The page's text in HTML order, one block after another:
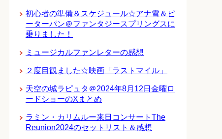
初心者の準備＆スケジュール☆アナ雪＆ピ
ーターパン＠ファンタジースプリングスに
乗りました！
ミュージカルファンレターの感想
２度目観ました☆映画「ラストマイル」
天空の城ラピュタ＠2024年8月12日金曜ロ
ードショーのXまとめ
ラミン・カリムルー来日コンサートThe
Reunion2024のセットリスト＆感想